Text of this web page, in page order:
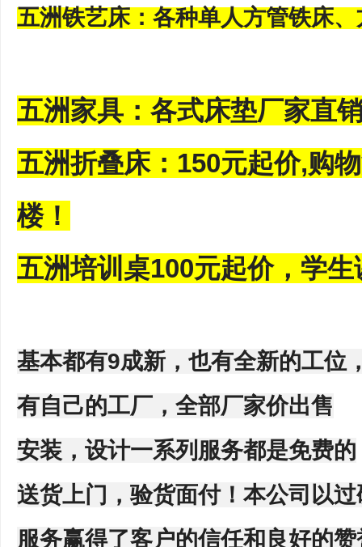
五洲铁艺床：各种单人方管铁床
五洲家具：各式床垫厂家直
五洲折叠床：150元起价,购
楼！
五洲培训桌100元起价，学
基本都有9成新，也有全新的工位
有自己的工厂，全部厂家价出售
安装，设计一系列服务都是免费的
送货上门，验货面付！本公司以
服务赢得了客户的信任和良好的